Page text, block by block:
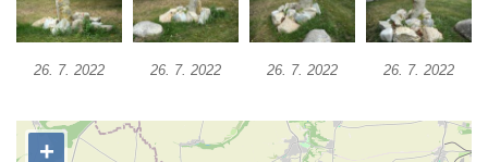
Vltavou
Socha Memento na kruhovém objezdu ve
Hluboké nad Vltavou
Socha Smilodon v ZOO Hluboká
26. 7. 2022 26. 7. 2022 26. 7. 2022 26. 7. 2022